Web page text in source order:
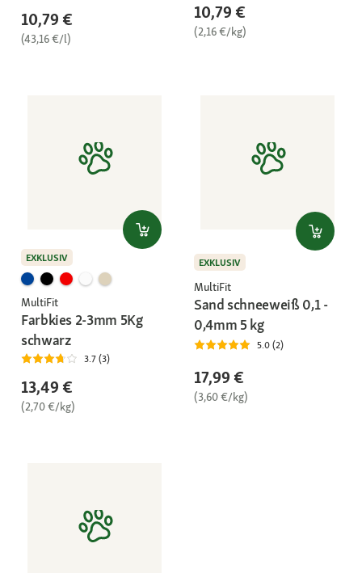
10,79 €
(43,16 €/l)
10,79 €
(2,16 €/kg)
EXKLUSIV
MultiFit
Farbkies 2-3mm 5Kg
schwarz
3.7 (3)
13,49 €
(2,70 €/kg)
EXKLUSIV
MultiFit
Sand schneeweiß 0,1 -
0,4mm 5 kg
5.0 (2)
17,99 €
(3,60 €/kg)